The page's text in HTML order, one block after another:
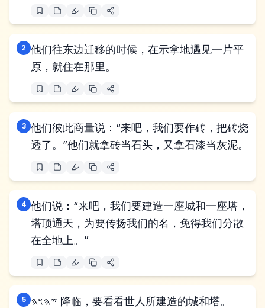
2 他们往东边迁移的时候，在示拿地遇见一片平
原，就住在那里。
3 他们彼此商量说：“来吧，我们要作砖，把砖烧
透了。”他们就拿砖当石头，又拿石漆当灰泥。
4 他们说：“来吧，我们要建造一座城和一座塔，
塔顶通天，为要传扬我们的名，免得我们分散
在全地上。”
5 𐤉𐤄𐤅𐤄 降临，要看看世人所建造的城和塔。